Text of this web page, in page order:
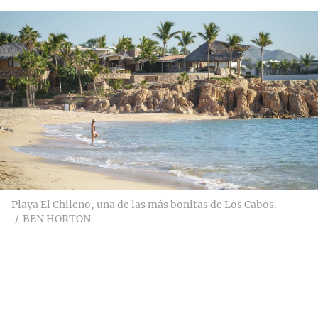
Playa El Chileno, una de las más bonitas de Los Cabos.
BEN HORTON